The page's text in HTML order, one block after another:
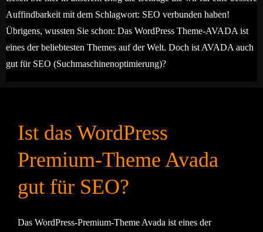
WORDPRESS INHOUSE
Auffindbarkeit mit dem Schlagwort: SEO verbunden haben!
Übrigens, wussten Sie schon: Das WordPress Theme-AVADA ist
eines der beliebtesten Themes auf der Welt. Doch ist AVADA auch
gut für SEO (Suchmaschinenoptimierung)?
Ist das WordPress
Premium-Theme Avada
gut für SEO?
Das WordPress-Premium-Theme Avada ist eines der